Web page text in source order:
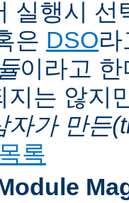
실행시
은 DSO
이라고
지는 않지
자가 만든
록